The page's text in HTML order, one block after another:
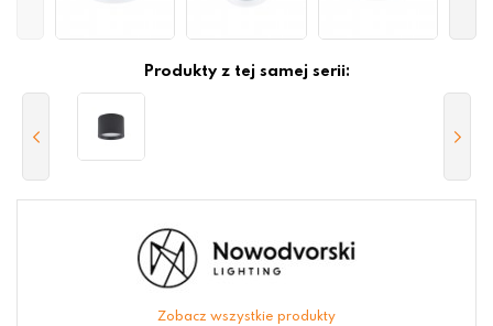
Produkty z tej samej serii:
Zobacz wszystkie produkty